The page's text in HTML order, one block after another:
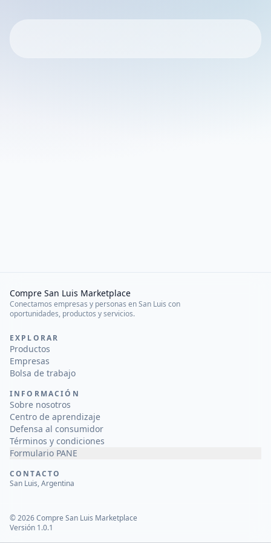
Compre San Luis Marketplace
Conectamos empresas y personas en San Luis con
oportunidades, productos y servicios.
EXPLORAR
Productos
Empresas
Bolsa de trabajo
INFORMACIÓN
Sobre nosotros
Centro de aprendizaje
Defensa al consumidor
Términos y condiciones
Formulario PANE
CONTACTO
San Luis, Argentina
©2026Compre San Luis Marketplace
Versión 1.0.1